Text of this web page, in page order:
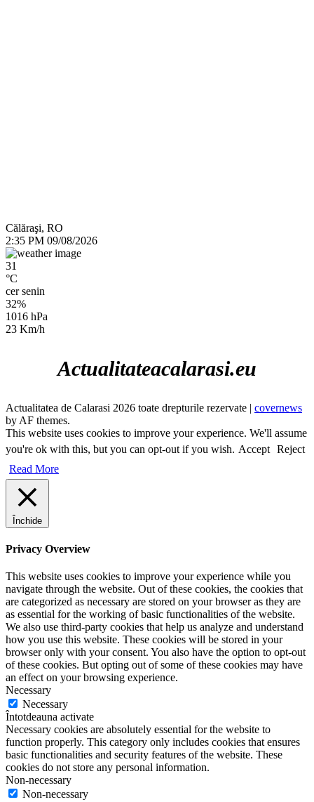
Călăraşi, RO
2:35 PM 09/08/2026
31
°C
cer senin
32%
1016 hPa
23 Km/h
Actualitateacalarasi.eu
Actualitatea de Calarasi 2026 toate drepturile rezervate | covernews
by AF themes.
This website uses cookies to improve your experience. We'll assume
you're ok with this, but you can opt-out if you wish. Accept Reject
Read More
Închide
Privacy Overview
This website uses cookies to improve your experience while you
navigate through the website. Out of these cookies, the cookies that
are categorized as necessary are stored on your browser as they are
as essential for the working of basic functionalities of the website.
We also use third-party cookies that help us analyze and understand
how you use this website. These cookies will be stored in your
browser only with your consent. You also have the option to opt-out
of these cookies. But opting out of some of these cookies may have
an effect on your browsing experience.
Necessary
Necessary
Întotdeauna activate
Necessary cookies are absolutely essential for the website to
function properly. This category only includes cookies that ensures
basic functionalities and security features of the website. These
cookies do not store any personal information.
Non-necessary
Non-necessary